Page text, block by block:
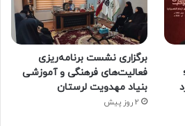
برگزاری نشست برنامه‌ریزی
فعالیت‌های فرهنگی و آموزشی
بنیاد مهدویت لرستان
2 روز پیش